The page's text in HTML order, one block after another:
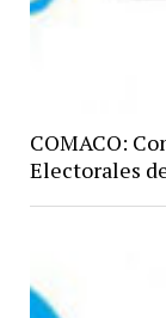
COMACO:
Electorales